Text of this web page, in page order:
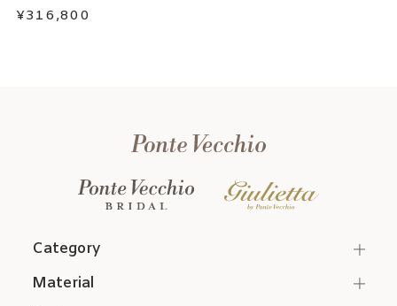
¥316,800
Category
Material